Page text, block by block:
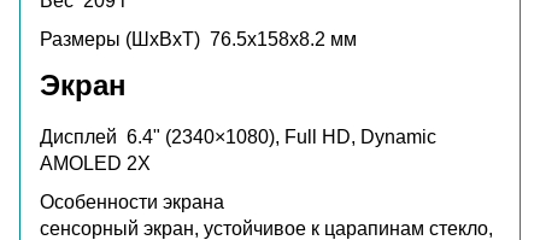
Размеры (ШxВxТ) 76.5x158x8.2 мм
Экран
Дисплей 6.4" (2340×1080), Full HD, Dynamic
AMOLED 2X
Особенности экрана
сенсорный экран, устойчивое к царапинам стекло,